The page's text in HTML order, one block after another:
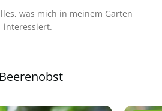
was mich in meinem Garten
interessiert.